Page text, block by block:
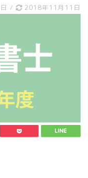
/ 2018年11月11日